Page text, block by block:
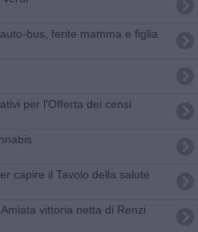
bus, ferite mamma e figlia
per l'Offerta dei censi
capire il Tavolo della salute
vittoria netta di Renzi